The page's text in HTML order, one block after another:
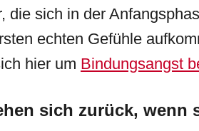
die sich in der
echten Gefühle
hier um Bindungsangst
sich zurück, wenn